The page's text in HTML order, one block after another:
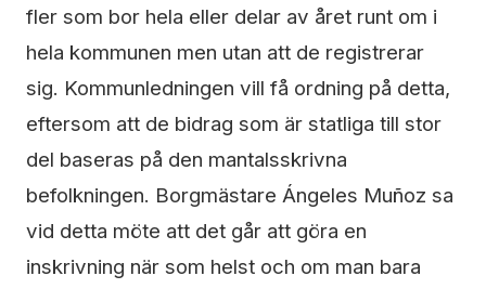
fler som bor hela eller delar av året runt om i
hela kommunen men utan att de registrerar
sig. Kommunledningen vill få ordning på detta,
eftersom att de bidrag som är statliga till stor
del baseras på den mantalsskrivna
befolkningen. Borgmästare Ángeles Muñoz sa
vid detta möte att det går att göra en
inskrivning när som helst och om man bara